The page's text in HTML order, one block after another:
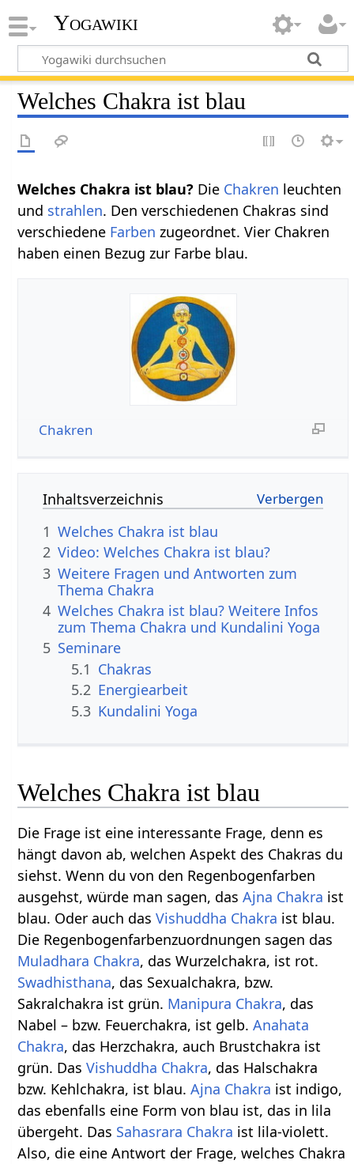
Yogawiki
Welches Chakra ist blau
Welches Chakra ist blau? Die Chakren leuchten
und strahlen. Den verschiedenen Chakras sind
verschiedene Farben zugeordnet. Vier Chakren
haben einen Bezug zur Farbe blau.
Chakren
Inhaltsverzeichnis
1 Welches Chakra ist blau
2 Video: Welches Chakra ist blau?
3 Weitere Fragen und Antworten zum
Thema Chakra
4 Welches Chakra ist blau? Weitere Infos
zum Thema Chakra und Kundalini Yoga
5 Seminare
5.1 Chakras
5.2 Energiearbeit
5.3 Kundalini Yoga
Welches Chakra ist blau
Die Frage ist eine interessante Frage, denn es
hängt davon ab, welchen Aspekt des Chakras du
siehst. Wenn du von den Regenbogenfarben
ausgehst, würde man sagen, dasAjna Chakra ist
blau. Oder auch dasVishuddha Chakra ist blau.
Die Regenbogenfarbenzuordnungen sagen das
Muladhara Chakra, das Wurzelchakra, ist rot.
Swadhisthana, das Sexualchakra, bzw.
Sakralchakra ist grün. Manipura Chakra, das
Nabel – bzw. Feuerchakra, ist gelb.Anahata
Chakra, das Herzchakra, auch Brustchakra ist
grün. DasVishuddha Chakra, das Halschakra
bzw. Kehlchakra, ist blau.Ajna Chakra ist indigo,
das ebenfalls eine Form von blau ist, das in lila
übergeht. Das Sahasrara Chakra ist lila-violett.
Also, die eine Antwort der Frage, welches Chakra